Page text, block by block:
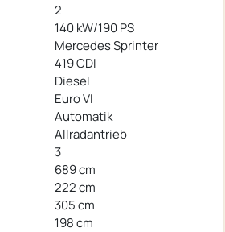
2
140 kW/190 PS
Mercedes Sprinter
419 CDI
Diesel
Euro VI
Automatik
Allradantrieb
3
689 cm
222 cm
305 cm
198 cm